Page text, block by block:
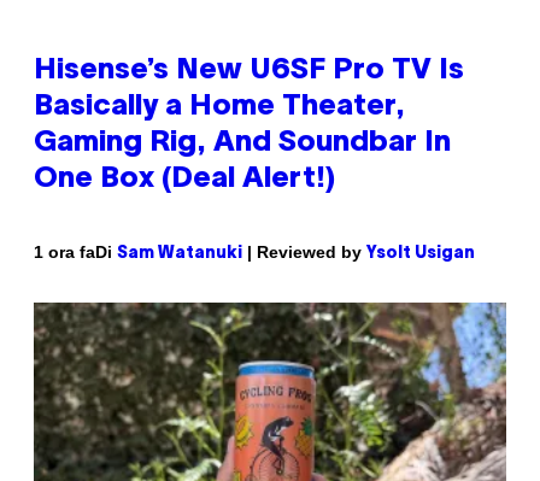
Hisense’s New U6SF Pro TV Is
Basically a Home Theater,
Gaming Rig, And Soundbar In
One Box (Deal Alert!)
1 ora faDi Sam Watanuki | Reviewed by Ysolt Usigan